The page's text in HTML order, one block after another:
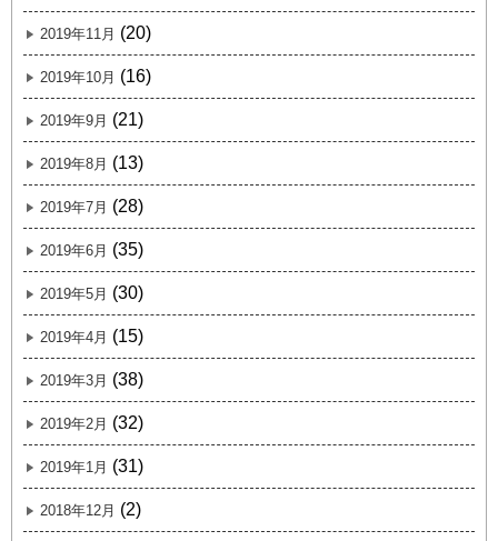
2019年11月 (20)
2019年10月 (16)
2019年9月 (21)
2019年8月 (13)
2019年7月 (28)
2019年6月 (35)
2019年5月 (30)
2019年4月 (15)
2019年3月 (38)
2019年2月 (32)
2019年1月 (31)
2018年12月 (2)